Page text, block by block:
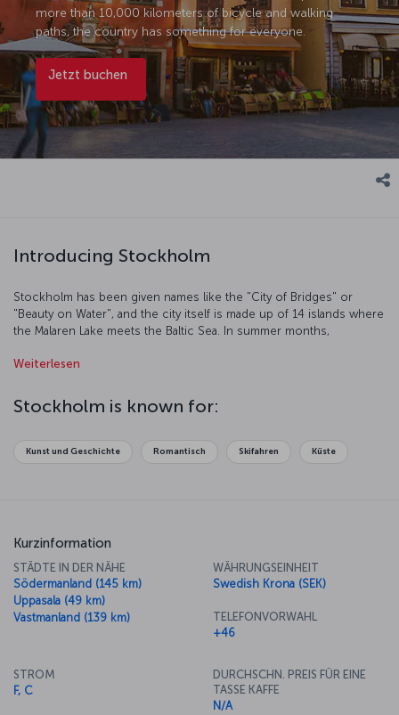
more than 10,000 kilometers of bicycle and walking
paths, the country has something for everyone.
Jetzt buchen
Introducing Stockholm
Stockholm has been given names like the "City of Bridges" or
"Beauty on Water", and the city itself is made up of 14 islands where
the Malaren Lake meets the Baltic Sea. In summer months,
going out to Stureplan and enjoying the vibrant nightlife is
covers the ground, and the frozen Malaren Lake becomes the
perfect place to try your hand at some ice-skating. While the
sure to enjoy its natural beauty, history and culture whatever the
Weiterlesen
Stockholm is known for:
Kunst und Geschichte Romantisch Skifahren Küste
Kurzinformation
STÄDTE IN DER NÄHE
Södermanland (145 km)
Uppasala (49 km)
Vastmanland (139 km)
WÄHRUNGSEINHEIT
Swedish Krona (SEK)
TELEFONVORWAHL
+46
STROM
F, C
DURCHSCHN. PREIS FÜR EINE
TASSE KAFFE
N/A